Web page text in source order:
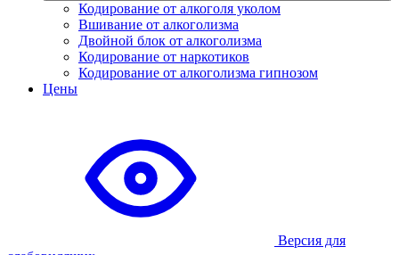
Кодирование от алкоголя уколом
Вшивание от алкоголизма
Двойной блок от алкоголизма
Кодирование от наркотиков
Кодирование от алкоголизма гипнозом
Цены
Версия для